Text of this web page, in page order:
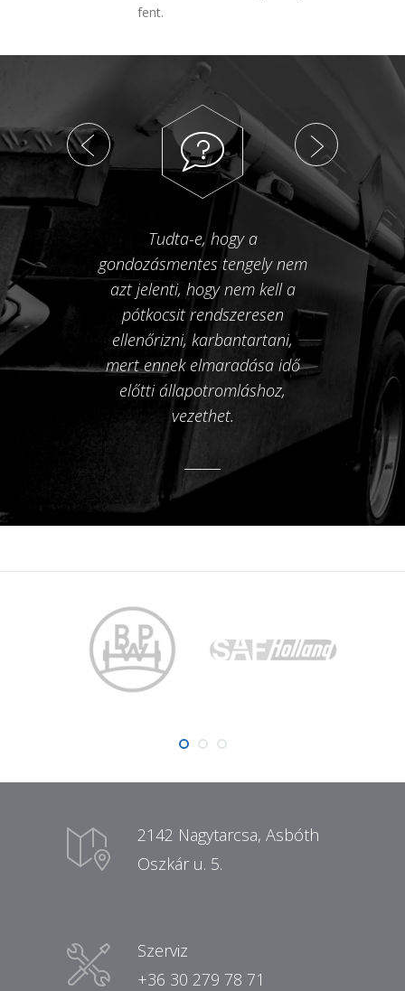
fent.
Tudta-e, hogy a
gondozásmentes tengely nem
azt jelenti, hogy nem kell a
pótkocsit rendszeresen
ellenőrizni, karbantartani,
mert ennek elmaradása idő
előtti állapotromláshoz,
vezethet.
2142 Nagytarcsa, Asbóth
Oszkár u. 5.
Szerviz
+36 30 279 78 71